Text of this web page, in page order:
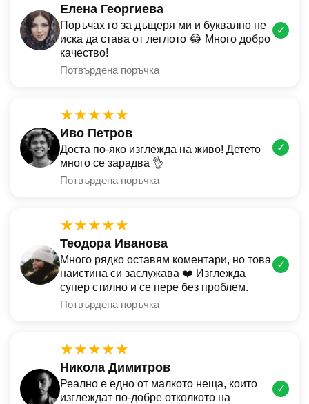
Елена Георгиева
Поръчах го за дъщеря ми и буквално не
иска да става от леглото 😂 Много добро
качество!
Потвърдена поръчка
✓
★★★★★
Иво Петров
Доста по-яко изглежда на живо! Детето
много се зарадва 👌
Потвърдена поръчка
✓
★★★★★
Теодора Иванова
Много рядко оставям коментари, но това
наистина си заслужава ❤️ Изглежда
супер стилно и се пере без проблем.
Потвърдена поръчка
✓
★★★★★
Никола Димитров
Реално е едно от малкото неща, които
изглеждат по-добре отколкото на
✓